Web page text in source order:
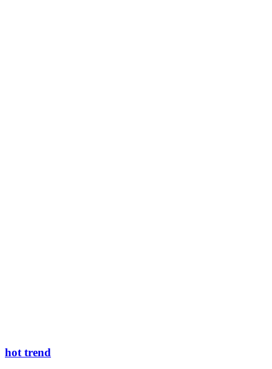
hot trend